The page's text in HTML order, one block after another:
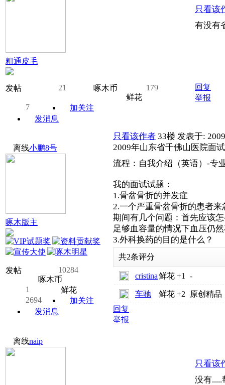
粗通皮毛
发帖 21 啄木币
179
鲜花
7
加关注
发消息
只看该
有没有
回复
举报
离线小鹏8号
啄木版主
发帖
10284
啄木币
1
鲜花
2694
加关注
发消息
只看该作者 33楼 发表于:
2009年山东省千佛山医院面
流程：自我介绍（英语）-专
我的面试试题：
1.骨盆骨折的并发症
2.一个严重骨盆骨折的患者
期间有几个问题：首先应该
足够血容量的情况下血压仍
3.外科换药的目的是什么？
共2条评分
cristina鲜花 +1 -
车驰 鲜花 +2
原创精品
回复
举报
离线naip
只看该
没有